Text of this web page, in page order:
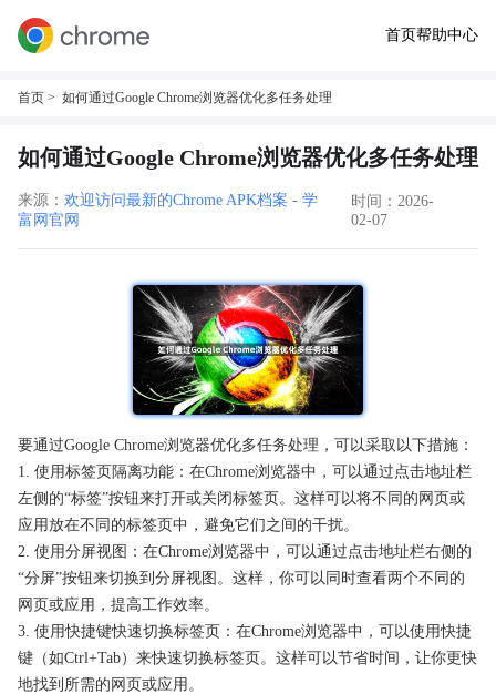
首页帮助中心
首页 > 如何通过Google Chrome浏览器优化多任务处理
如何通过Google Chrome浏览器优化多任务处理
来源： 欢迎访问最新的Chrome APK档案 - 学
富网官网
时间：2026-
02-07
要通过Google Chrome浏览器优化多任务处理，可以采取以下措施：
1. 使用标签页隔离功能：在Chrome浏览器中，可以通过点击地址栏
左侧的“标签”按钮来打开或关闭标签页。这样可以将不同的网页或
应用放在不同的标签页中，避免它们之间的干扰。
2. 使用分屏视图：在Chrome浏览器中，可以通过点击地址栏右侧的
“分屏”按钮来切换到分屏视图。这样，你可以同时查看两个不同的
网页或应用，提高工作效率。
3. 使用快捷键快速切换标签页：在Chrome浏览器中，可以使用快捷
键（如Ctrl+Tab）来快速切换标签页。这样可以节省时间，让你更快
地找到所需的网页或应用。